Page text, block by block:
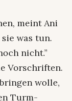
meint Ani
was tun.
nicht.”
Vorschriften.
wolle,
Turm-